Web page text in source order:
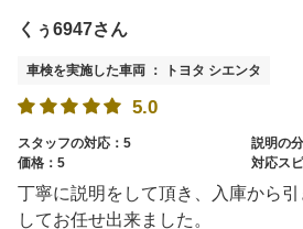
くぅ6947さん
車検を実施した車両 ： トヨタ シエンタ
5.0
スタッフの対応：5
説明の
価格：5
対応ス
丁寧に説明をして頂き、入庫から
してお任せ出来ました。